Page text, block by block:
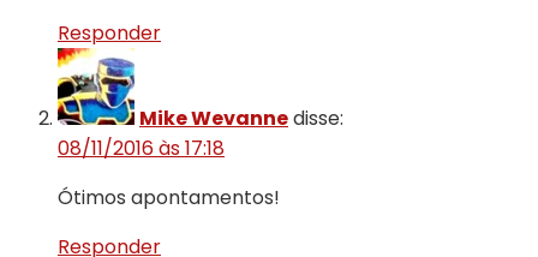
Responder
Mike Wevannedisse:
08/11/2016 às 17:18
Ótimos apontamentos!
Responder